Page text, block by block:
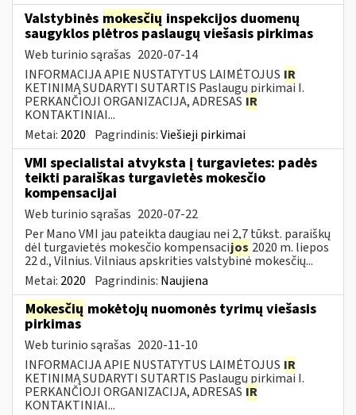
Valstybinės mokesčių inspekcijos duomenų
saugyklos plėtros paslaugų viešasis pirkimas
Web turinio sąrašas 2020-07-14
INFORMACIJA APIE NUSTATYTUS LAIMĖTOJUS IR
KETINIMĄ SUDARYTI SUTARTIS Paslaugų pirkimai I.
PERKANČIOJI ORGANIZACIJA, ADRESAS IR
KONTAKTINIAI...
Metai: 2020 Pagrindinis:Viešieji pirkimai
VMI specialistai atvyksta į turgavietes: padės
teikti paraiškas turgavietės mokesčio
kompensacijai
Web turinio sąrašas 2020-07-22
Per Mano VMI jau pateikta daugiau nei 2,7 tūkst. paraiškų
dėl turgavietės mokesčio kompensacijos 2020 m. liepos
22 d., Vilnius. Vilniaus apskrities valstybinė mokesčių...
Metai: 2020 Pagrindinis: Naujiena
Mokesčių mokėtojų nuomonės tyrimų viešasis
pirkimas
Web turinio sąrašas 2020-11-10
INFORMACIJA APIE NUSTATYTUS LAIMĖTOJUS IR
KETINIMĄ SUDARYTI SUTARTIS Paslaugų pirkimai I.
PERKANČIOJI ORGANIZACIJA, ADRESAS IR
KONTAKTINIAI...